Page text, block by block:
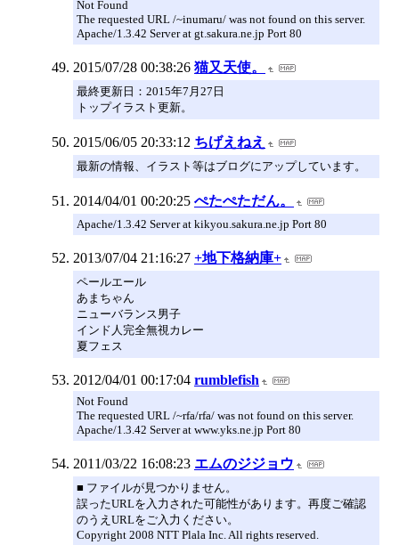
Not Found
The requested URL /~inumaru/ was not found on this server.
Apache/1.3.42 Server at gt.sakura.ne.jp Port 80
2015/07/28 00:38:26 猫又天使。
最終更新日：2015年7月27日
トップイラスト更新。
2015/06/05 20:33:12 ちげえねえ
最新の情報、イラスト等はブログにアップしています。
2014/04/01 00:20:25 ぺたぺただん。
Apache/1.3.42 Server at kikyou.sakura.ne.jp Port 80
2013/07/04 21:16:27 +地下格納庫+
ペールエール
あまちゃん
ニューバランス男子
インド人完全無視カレー
夏フェス
2012/04/01 00:17:04 rumblefish
Not Found
The requested URL /~rfa/rfa/ was not found on this server.
Apache/1.3.42 Server at www.yks.ne.jp Port 80
2011/03/22 16:08:23 エムのジジョウ
■ ファイルが見つかりません。
誤ったURLを入力された可能性があります。再度ご確認
のうえURLをご入力ください。
Copyright 2008 NTT Plala Inc. All rights reserved.